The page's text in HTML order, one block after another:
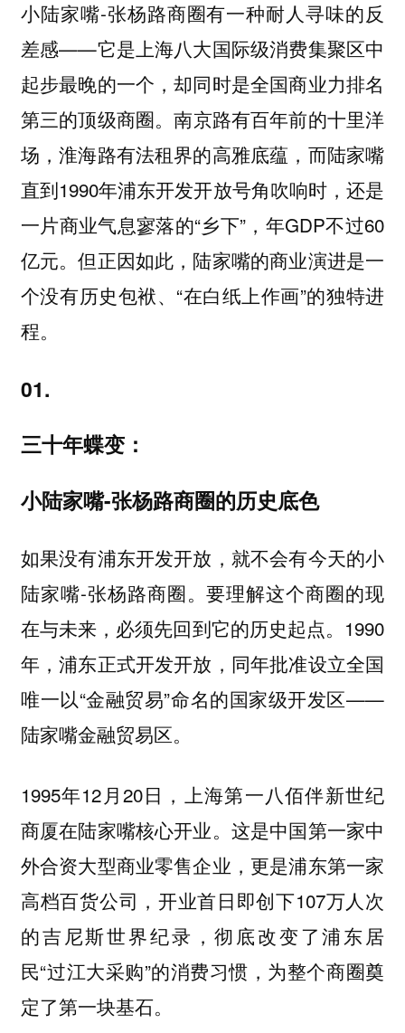
小陆家嘴-张杨路商圈有一种耐人寻味的反
差感——它是上海八大国际级消费集聚区中
起步最晚的一个，却同时是全国商业力排名
第三的顶级商圈。南京路有百年前的十里洋
场，淮海路有法租界的高雅底蕴，而陆家嘴
直到1990年浦东开发开放号角吹响时，还是
一片商业气息寥落的“乡下”，年GDP不过60
亿元。但正因如此，陆家嘴的商业演进是一
个没有历史包袱、“在白纸上作画”的独特进
程。
01.
三十年蝶变：
小陆家嘴-张杨路商圈的历史底色
如果没有浦东开发开放，就不会有今天的小
陆家嘴-张杨路商圈。要理解这个商圈的现
在与未来，必须先回到它的历史起点。1990
年，浦东正式开发开放，同年批准设立全国
唯一以“金融贸易”命名的国家级开发区——
陆家嘴金融贸易区。
1995年12月20日，上海第一八佰伴新世纪
商厦在陆家嘴核心开业。这是中国第一家中
外合资大型商业零售企业，更是浦东第一家
高档百货公司，开业首日即创下107万人次
的吉尼斯世界纪录，彻底改变了浦东居
民“过江大采购”的消费习惯，为整个商圈奠
定了第一块基石。